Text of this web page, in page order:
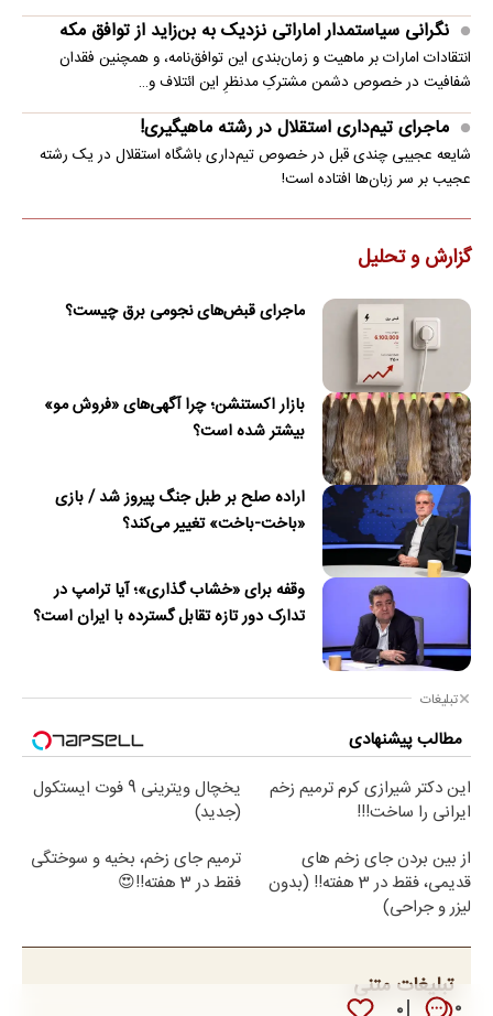
۰
نگرانی سیاستمدار اماراتی نزدیک به بن‌زاید از توافق مکه
انتقادات امارات بر ماهیت و زمان‌بندی این توافق‌نامه، و همچنین فقدان
شفافیت در خصوص دشمن مشترکِ مدنظرِ این ائتلاف و…
ماجرای تیم‌داری استقلال در رشته ماهیگیری!
شایعه عجیبی چندی قبل در خصوص تیم‌داری باشگاه استقلال در یک رشته
عجیب بر سر زبان‌ها افتاده است!
گزارش و تحلیل
ماجرای قبض‌های نجومی برق چیست؟
بازار اکستنشن؛ چرا آگهی‌های «فروش مو»
بیشتر شده است؟
اراده صلح بر طبل جنگ پیروز شد / بازی
«باخت-باخت» تغییر می‌کند؟
وقفه برای «خشاب گذاری»؛ آیا ترامپ در
تدارک دور تازه تقابل گسترده با ایران است؟
تبلیغات
مطالب پیشنهادی
این دکتر شیرازی کرم ترمیم زخم
ایرانی را ساخت!!!
یخچال ویترینی 9 فوت ایستکول
(جدید)
از بین بردن جای زخم های
قدیمی، فقط در 3 هفته!! (بدون
لیزر و جراحی)
ترمیم جای زخم، بخیه و سوختگی
فقط در 3 هفته!!😍
تبلیغات متنی